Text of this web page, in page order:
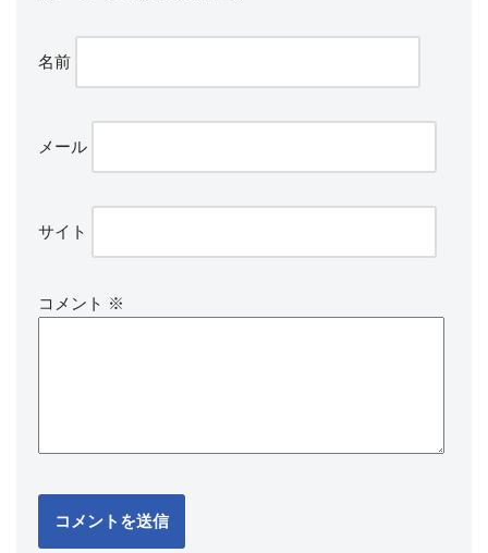
名前
メール
サイト
コメント ※